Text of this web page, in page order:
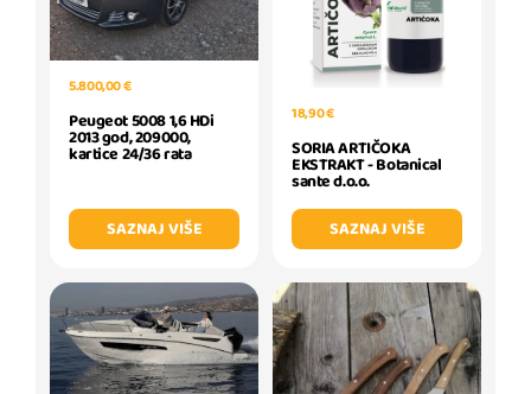
5.800,00 €
Peugeot 5008 1,6 HDi
2013 god, 209000,
kartice 24/36 rata
SAZNAJ VIŠE
18,90 €
SORIA ARTIČOKA
EKSTRAKT - Botanical
sante d.o.o.
SAZNAJ VIŠE